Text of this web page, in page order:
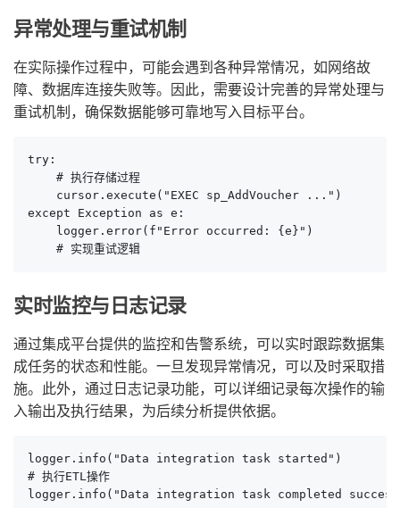
异常处理与重试机制
在实际操作过程中，可能会遇到各种异常情况，如网络故
障、数据库连接失败等。因此，需要设计完善的异常处理与
重试机制，确保数据能够可靠地写入目标平台。
try:
    # 执行存储过程
    cursor.execute("EXEC sp_AddVoucher ...")
except Exception as e:
    logger.error(f"Error occurred: {e}")
    # 实现重试逻辑
实时监控与日志记录
通过集成平台提供的监控和告警系统，可以实时跟踪数据集
成任务的状态和性能。一旦发现异常情况，可以及时采取措
施。此外，通过日志记录功能，可以详细记录每次操作的输
入输出及执行结果，为后续分析提供依据。
logger.info("Data integration task started")
# 执行ETL操作
logger.info("Data integration task completed